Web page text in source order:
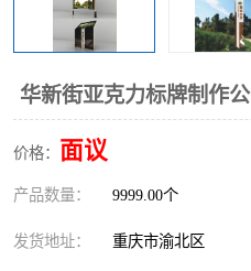
华新街亚克力标牌制作
价格： 面议
产品数量： 9999.00个
发货地址： 重庆市渝北区